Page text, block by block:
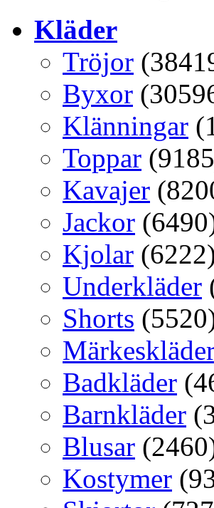
Kläder
Tröjor
Byxor
Klänningar
Toppar
Kavajer
Jackor
Kjolar
Underkläder
Shorts
Badkläder
Barnkläder
Blusar
Kostymer